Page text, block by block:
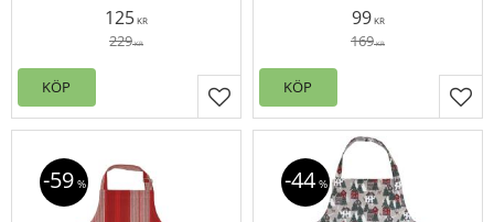
uppdelad i två fack. Skyddar
dina kläder när du serverar
125KR
229KR
Lägg till i favoriter
KÖP
immitation" Delad ficka på
bröstet, reglerbart nackband.
99KR
169KR
KÖP
59 % 44 %